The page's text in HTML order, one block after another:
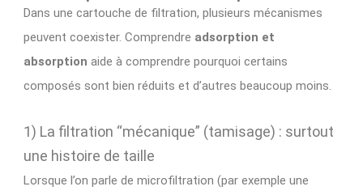
Dans une cartouche de filtration, plusieurs mécanismes
peuvent coexister. Comprendre adsorption et
absorption aide à comprendre pourquoi certains
composés sont bien réduits et d’autres beaucoup moins.
1) La filtration “mécanique” (tamisage) : surtout
une histoire de taille
Lorsque l’on parle de microfiltration (par exemple une